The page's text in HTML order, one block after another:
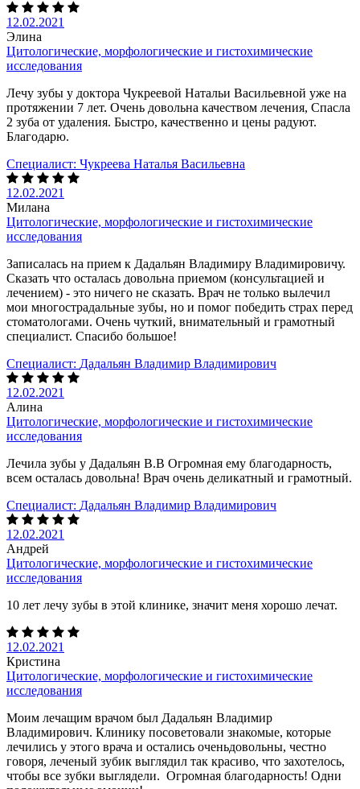
12.02.2021
Элина
Цитологические, морфологические и гистохимические
исследования
Лечу зубы у доктора Чукреевой Натальи Васильевной уже на
протяжении 7 лет. Очень довольна качеством лечения, Спасла
2 зуба от удаления. Быстро, качественно и цены радуют.
Благодарю.
Специалист: Чукреева Наталья Васильевна
12.02.2021
Милана
Цитологические, морфологические и гистохимические
исследования
Записалась на прием к Дадальян Владимиру Владимировичу.
Сказать что осталась довольна приемом (консультацией и
лечением) - это ничего не сказать. Врач не только вылечил
мои многострадальные зубы, но и помог победить страх перед
стоматологами. Очень чуткий, внимательный и грамотный
специалист. Спасибо большое!
Специалист: Дадальян Владимир Владимирович
12.02.2021
Алина
Цитологические, морфологические и гистохимические
исследования
Лечила зубы у Дадальян В.В Огромная ему благодарность,
всем осталась довольна! Врач очень деликатный и грамотный.
Специалист: Дадальян Владимир Владимирович
12.02.2021
Андрей
Цитологические, морфологические и гистохимические
исследования
10 лет лечу зубы в этой клинике, значит меня хорошо лечат.
12.02.2021
Кристина
Цитологические, морфологические и гистохимические
исследования
Моим лечащим врачом был Дадальян Владимир
Владимирович. Клинику посоветовали знакомые, которые
лечились у этого врача и остались оченьдовольны, честно
говоря, леченый зубик выглядил так красиво, что захотелось,
чтобы все зубки выглядели. Огромная благодарность! Одни